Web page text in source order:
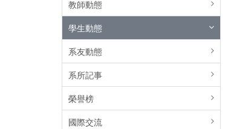
教師動態
學生動態
系友動態
系所記事
榮譽榜
國際交流